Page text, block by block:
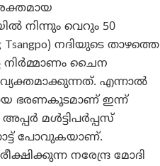
നിന്നും വെറും 50
നദിയുടെ താഴത്തെ
നിർമ്മാണം ചൈന
എന്നാൽ
ഭരണകൂടമാണ് ഇന്ന്
മൾട്ടിപർപ്പസ്
പോവുകയാണ്.
നരേന്ദ്ര മോദി